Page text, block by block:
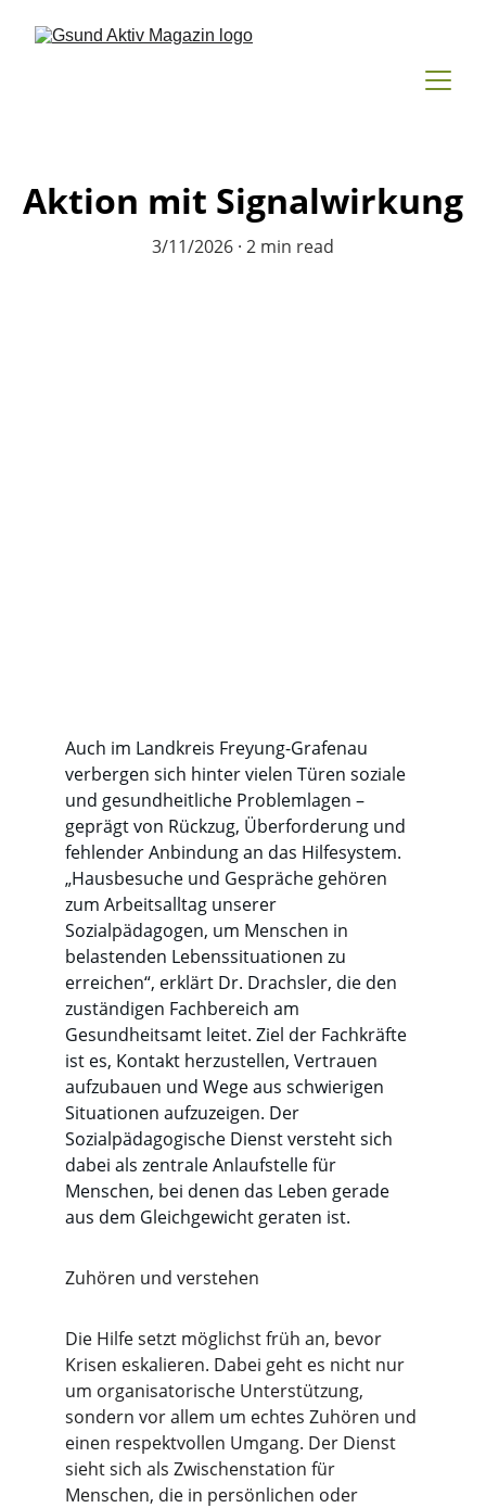
Aktion mit Signalwirkung
3/11/2026 2 min read
Auch im Landkreis Freyung-Grafenau
verbergen sich hinter vielen Türen soziale
und gesundheitliche Problemlagen –
geprägt von Rückzug, Überforderung und
fehlender Anbindung an das Hilfesystem.
„Hausbesuche und Gespräche gehören
zum Arbeitsalltag unserer
Sozialpädagogen, um Menschen in
belastenden Lebenssituationen zu
erreichen“, erklärt Dr. Drachsler, die den
zuständigen Fachbereich am
Gesundheitsamt leitet. Ziel der Fachkräfte
ist es, Kontakt herzustellen, Vertrauen
aufzubauen und Wege aus schwierigen
Situationen aufzuzeigen. Der
Sozialpädagogische Dienst versteht sich
dabei als zentrale Anlaufstelle für
Menschen, bei denen das Leben gerade
aus dem Gleichgewicht geraten ist.
Zuhören und verstehen
Die Hilfe setzt möglichst früh an, bevor
Krisen eskalieren. Dabei geht es nicht nur
um organisatorische Unterstützung,
sondern vor allem um echtes Zuhören und
einen respektvollen Umgang. Der Dienst
sieht sich als Zwischenstation für
Menschen, die in persönlichen oder